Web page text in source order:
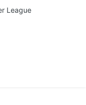
League